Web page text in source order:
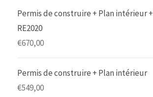
Permis de construire + Plan intérieur +
RE2020
€670,00
Permis de construire + Plan intérieur
€549,00